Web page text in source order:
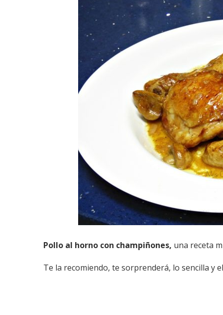
Pollo al horno con champiñones, una receta
Te la recomiendo, te sorprenderá, lo sencilla y